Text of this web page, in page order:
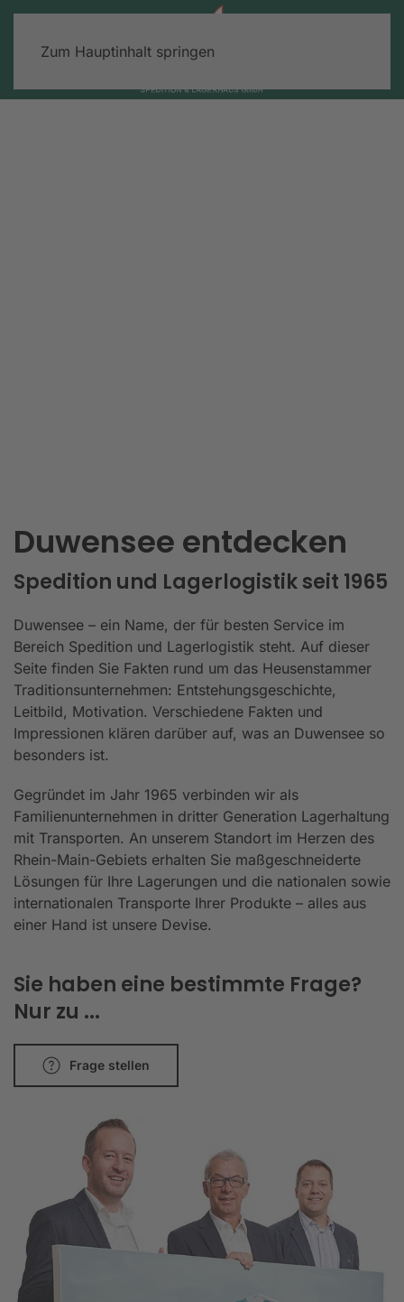
Zum Hauptinhalt springen
Duwensee entdecken
Spedition und Lagerlogistik seit 1965
Duwensee – ein Name, der für besten Service im
Bereich Spedition und Lagerlogistik steht. Auf dieser
Seite finden Sie Fakten rund um das Heusenstammer
Traditionsunternehmen: Entstehungsgeschichte,
Leitbild, Motivation. Verschiedene Fakten und
Impressionen klären darüber auf, was an Duwensee so
besonders ist.
Gegründet im Jahr 1965 verbinden wir als
Familienunternehmen in dritter Generation Lagerhaltung
mit Transporten. An unserem Standort im Herzen des
Rhein-Main-Gebiets erhalten Sie maßgeschneiderte
Lösungen für Ihre Lagerungen und die nationalen sowie
internationalen Transporte Ihrer Produkte – alles aus
einer Hand ist unsere Devise.
Sie haben eine bestimmte Frage?
Nur zu ...
Frage stellen